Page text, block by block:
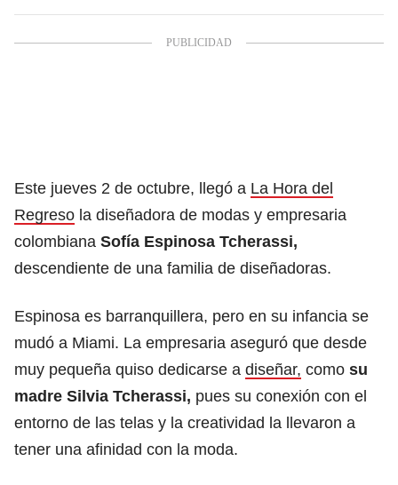
Este jueves 2 de octubre, llegó a La Hora del
Regreso la diseñadora de modas y empresaria
colombiana Sofía Espinosa Tcherassi,
descendiente de una familia de diseñadoras.
Espinosa es barranquillera, pero en su infancia se
mudó a Miami. La empresaria aseguró que desde
muy pequeña quiso dedicarse a diseñar, como su
madre Silvia Tcherassi, pues su conexión con el
entorno de las telas y la creatividad la llevaron a
tener una afinidad con la moda.